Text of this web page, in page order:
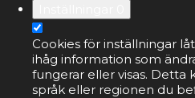
Cookies för inställningar
ihåg information som
fungerar eller visas. Detta
språk eller regionen du